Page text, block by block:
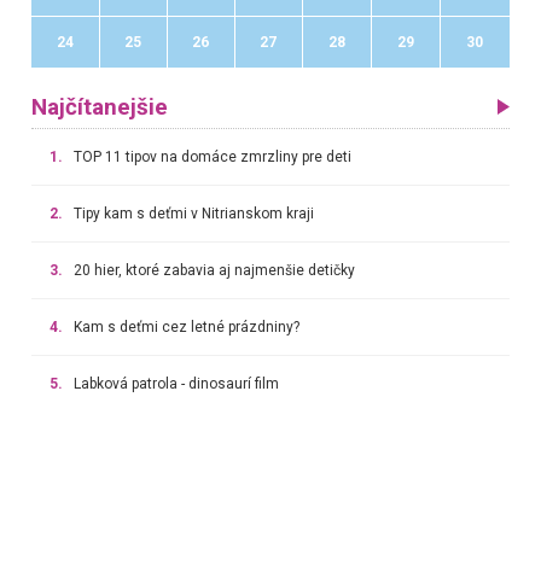
24 25 26 27 28 29 30
Najčítanejšie
1. TOP 11 tipov na domáce zmrzliny pre deti
2. Tipy kam s deťmi v Nitrianskom kraji
3. 20 hier, ktoré zabavia aj najmenšie detičky
4. Kam s deťmi cez letné prázdniny?
5. Labková patrola - dinosaurí film